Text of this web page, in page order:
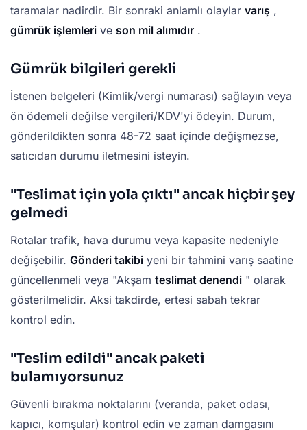
taramalar nadirdir. Bir sonraki anlamlı olaylar varış ,
gümrük işlemleri ve son mil alımıdır .
Gümrük bilgileri gerekli
İstenen belgeleri (Kimlik/vergi numarası) sağlayın veya
ön ödemeli değilse vergileri/KDV'yi ödeyin. Durum,
gönderildikten sonra 48-72 saat içinde değişmezse,
satıcıdan durumu iletmesini isteyin.
"Teslimat için yola çıktı" ancak hiçbir şey
gelmedi
Rotalar trafik, hava durumu veya kapasite nedeniyle
değişebilir. Gönderi takibi yeni bir tahmini varış saatine
güncellenmeli veya "Akşam teslimat denendi " olarak
gösterilmelidir. Aksi takdirde, ertesi sabah tekrar
kontrol edin.
"Teslim edildi" ancak paketi
bulamıyorsunuz
Güvenli bırakma noktalarını (veranda, paket odası,
kapıcı, komşular) kontrol edin ve zaman damgasını